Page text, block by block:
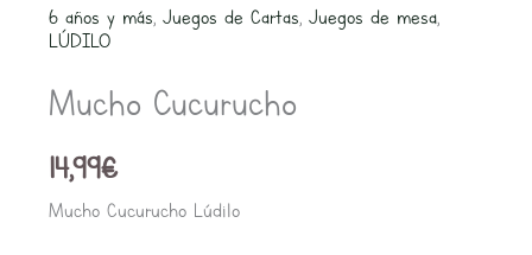
6 años y más, Juegos de Cartas, Juegos de mesa,
LÚDILO
Mucho Cucurucho
14,99€
Mucho Cucurucho Lúdilo